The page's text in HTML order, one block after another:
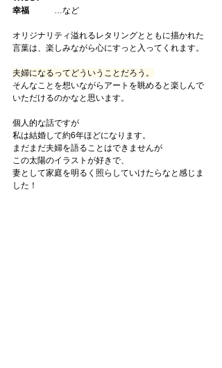
幸福
…など
オリジナリティ溢れるレタリングとともに描かれた
言葉は、楽しみながら心にすっと入ってくれます。
夫婦になるってどういうことだろう。
そんなことを想いながらアートを眺めると楽しんで
いただけるのかなと思います。
個人的な話ですが
私は結婚して約6年ほどになります。
まだまだ夫婦を語ることはできませんが
この太陽のイラストが好きで、
妻として家庭を明るく照らしていけたらなと感じま
した！